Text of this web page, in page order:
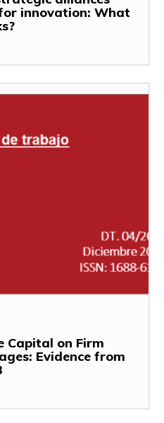
innovation: What
Capital on Firm
Evidence from